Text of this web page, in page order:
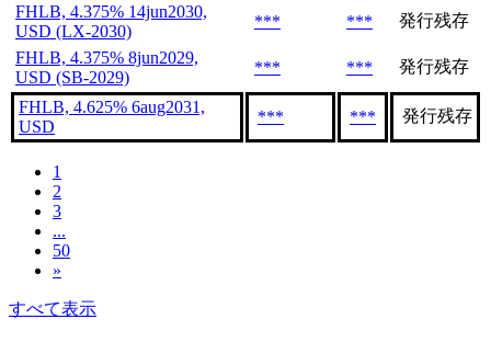
FHLB, 4.375% 14jun2030,
USD (LX-2030)
*** ***
発行残存
FHLB, 4.375% 8jun2029,
USD (SB-2029)
*** *** 発行残存
FHLB, 4.625% 6aug2031,
USD
*** *** 発行残存
1
2
3
...
50
»
すべて表示